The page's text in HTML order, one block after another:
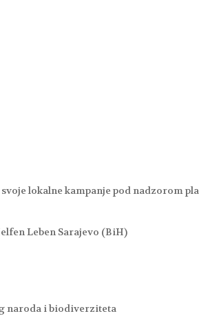
lokalne kampanje pod nadzorom
Leben Sarajevo (BiH)
naroda i biodiverziteta